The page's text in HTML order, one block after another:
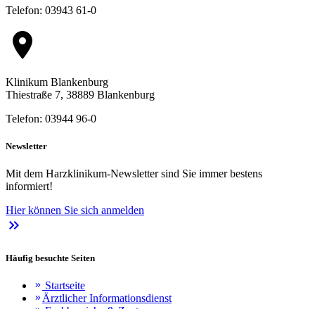
Telefon: 03943 61-0
location_on
Klinikum Blankenburg
Thiestraße 7, 38889 Blankenburg
Telefon: 03944 96-0
Newsletter
Mit dem Harzklinikum-Newsletter sind Sie immer bestens
informiert!
Hier können Sie sich anmelden
keyboard_double_arrow_right
Häufig besuchte Seiten
keyboard_double_arrow_right Startseite
keyboard_double_arrow_right Ärztlicher Informationsdienst